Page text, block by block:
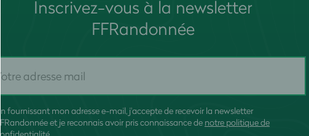
Inscrivez-vous à la newsletter
FFRandonnée
En fournissant mon adresse e-mail, j'accepte de recevoir la newsletter
FFRandonnée et je reconnais avoir pris connaissance de notre politique de